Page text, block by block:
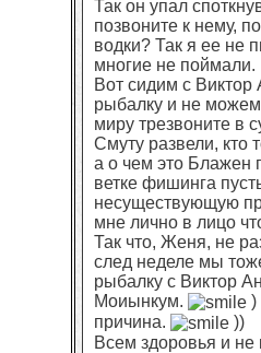
Так он упал
позвоните к нему,
водки? Так я ее не
многие не поймали.
Вот сидим с
рыбалку и не
миру трезвоните в
Смуту развели, кто
а о чем это Блажен
ветке фишинга
несуществующую
мне лично в лицо
Так что, Женя, не
след неделе мы
рыбалку с Виктор
Моиынкум.
)
причина.
))
Всем здоровья и не